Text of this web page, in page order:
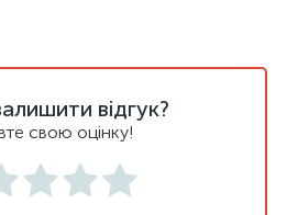
відгук?
свою оцінку!